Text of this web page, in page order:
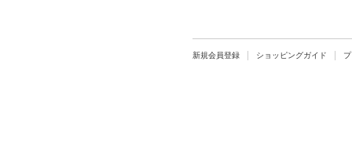
新規会員登録 ショッピングガイド